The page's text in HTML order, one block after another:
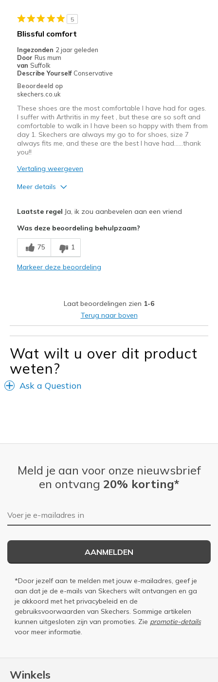
View On Shoes
Shoes are for Wearing
5
Blissful comfort
Ingezonden 2 jaar geleden
Door Rus mum
van Suffolk
Describe Yourself Conservative
Beoordeeld op
skechers.co.uk
These shoes are the most comfortable I have had for ages.
I suffer with Arthritis in my feet , but these are so soft and
comfortable to walk in I have been so happy with them from
day 1. Skechers are always my go to for shoes, size 7
always fits me, and these are the best I have had……thank
you!!
Vertaling weergeven
Meer details
Breathe Well
Comfortable
Very comfortable, smooth inside, insole a dream
Casual Wear
Going Out
Travel
Laatste regel Ja, ik zou aanbevelen aan een vriend
Was deze beoordeling behulpzaam?
75 1
Markeer deze beoordeling
Laat beoordelingen zien 1-6
Terug naar boven
Wat wilt u over dit product
weten?
Ask a Question
Winkels
Meld je aan voor onze nieuwsbrief
en ontvang 20% korting*
E-mailadres
AANMELDEN
*Door jezelf aan te melden met jouw e-mailadres, geef je
aan dat je de e-mails van Skechers wilt ontvangen en ga
je akkoord met het privacybeleid en de
gebruiksvoorwaarden van Skechers. Sommige artikelen
kunnen uitgesloten zijn van promoties. Zie promotie-details
voor meer informatie.